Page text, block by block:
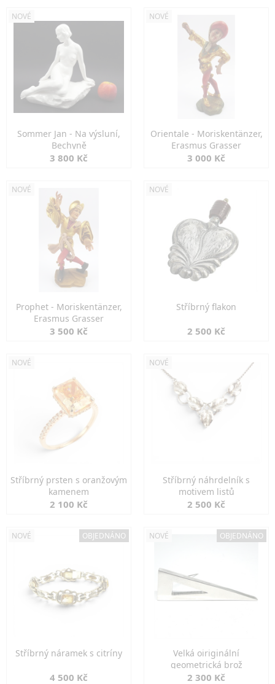
NOVÉ
Sommer Jan - Na výsluní,
Bechyně
3 800 Kč
NOVÉ
Orientale - Moriskentänzer,
Erasmus Grasser
3 000 Kč
NOVÉ
Prophet - Moriskentänzer,
Erasmus Grasser
3 500 Kč
NOVÉ
Stříbrný flakon
2 500 Kč
NOVÉ
Stříbrný prsten s oranžovým
kamenem
2 100 Kč
NOVÉ
Stříbrný náhrdelník s
motivem listů
2 500 Kč
NOVÉ OBJEDNÁNO
Stříbrný náramek s citríny
4 500 Kč
NOVÉ OBJEDNÁNO
Velká oiriginální
geometrická brož
2 300 Kč